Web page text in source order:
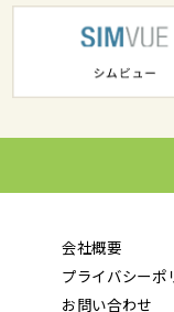
会社概要
プライバシーポ
お問い合わせ